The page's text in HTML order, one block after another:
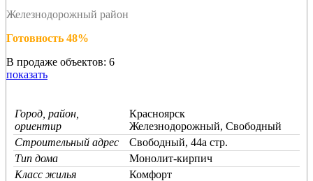
Железнодорожный район
Готовность 48%
В продаже объектов: 6
показать
Город, район,
ориентир
Красноярск
Железнодорожный, Свободный
Строительный адрес
Свободный, 44а стр.
Тип дома
Монолит-кирпич
Класс жилья
Комфорт